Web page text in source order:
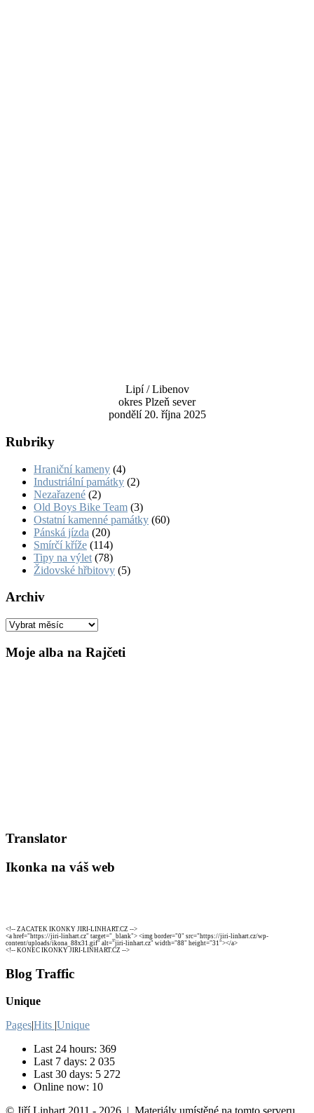
Lipí / Libenov
okres Plzeň sever
pondělí 20. října 2025
Rubriky
Hraniční kameny (4)
Industriální památky (2)
Nezařazené (2)
Old Boys Bike Team (3)
Ostatní kamenné památky (60)
Pánská jízda (20)
Smírčí kříže (114)
Tipy na výlet (78)
Židovské hřbitovy (5)
Archiv
Archiv
Moje alba na Rajčeti
Translator
Ikonka na váš web
<!-- ZACATEK IKONKY JIRI-LINHART.CZ -->
<a href="https://jiri-linhart.cz" target="_blank"> <img border="0" src="https://jiri-linhart.cz/wp-
content/uploads/ikona_88x31.gif" alt="jiri-linhart.cz" width="88" height="31"></a>
<!-- KONEC IKONKY JIRI-LINHART.CZ -->
Blog Traffic
Unique
Pages|Hits |Unique
Last 24 hours: 369
Last 7 days: 2 035
Last 30 days: 5 272
Online now: 10
© Jiří Linhart 2011 - 2026 | Materiály umístěné na tomto serveru